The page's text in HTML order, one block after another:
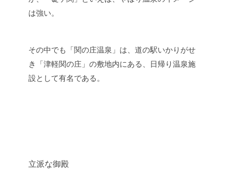
は強い。
その中でも「関の庄温泉」は、道の駅いかりがせ
き「津軽関の庄」の敷地内にある、日帰り温泉施
設として有名である。
立派な御殿